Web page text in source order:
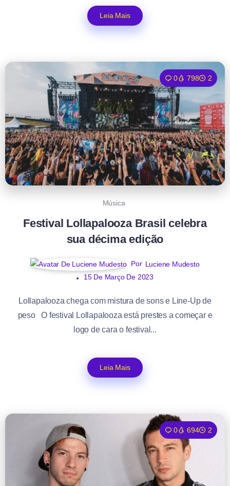
Leia Mais
0 798 2
Música
Festival Lollapalooza Brasil celebra
sua décima edição
Por Luciene Mudesto
15 De Março De 2023
Lollapalooza chega com mistura de sons e Line-Up de
peso O festival Lollapalooza está prestes a começar e
logo de cara o festival...
Leia Mais
0 694 2